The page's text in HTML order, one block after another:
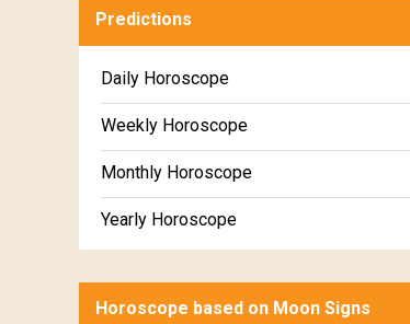
Predictions
Daily Horoscope
Weekly Horoscope
Monthly Horoscope
Yearly Horoscope
Horoscope based on Moon Signs